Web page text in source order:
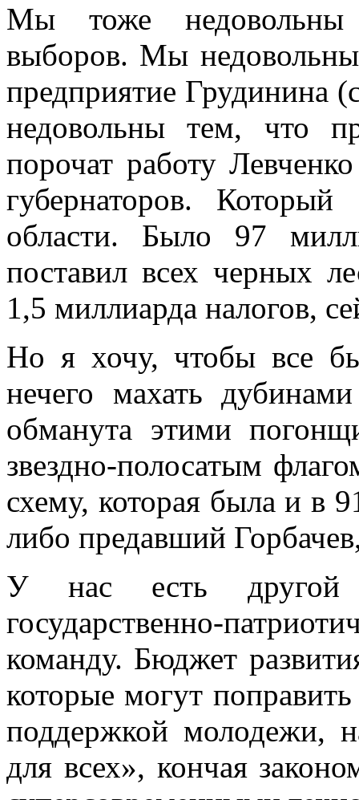
Мы тоже недовольны
выборов. Мы недовольны
предприятие
недовольны тем, что
порочат работу
губернаторов.
области. Было 97
поставил всех черных
1,5 миллиарда налогов,
Но я хочу, чтобы все
нечего махать
обманута этими
звездно-полосатым
схему, которая была и в
либо предавший
У нас есть другой
государственно-
команду. Бюджет
которые могут
поддержкой молодежи,
для всех», кончая